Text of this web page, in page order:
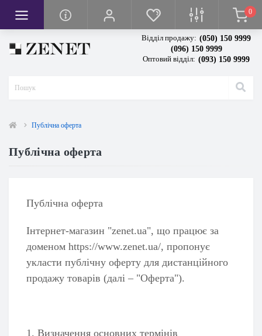
висоти
пістолети)
0
Відділ продажу: (050) 150 9999
(096) 150 9999
Оптовий відділ: (093) 150 9999
Публічна оферта
Публічна оферта
Публічна оферта
Інтернет-магазин "zenet.ua", що працює за
доменом https://www.zenet.ua/, пропонує
укласти публічну оферту для дистанційного
продажу товарів (далі – "Оферта").
1. Визначення основних термінів